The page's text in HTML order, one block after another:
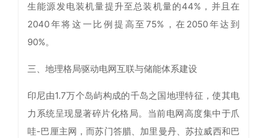
生能源发电装机量提升至总装机量的44%，并且在
2040年将这一比例提高至75%，在2050年达到
90%。
三、地理格局驱动电网互联与储能体系建设
印尼由1.7万个岛屿构成的千岛之国地理特征，使其电
力系统呈现显著碎片化格局。当前电网高度集中于爪
哇-巴厘主网，而苏门答腊、加里曼丹、苏拉威西和巴